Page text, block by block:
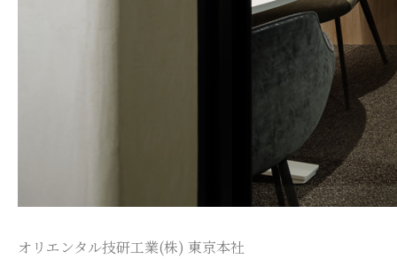
オリエンタル技研工業(株) 東京本社